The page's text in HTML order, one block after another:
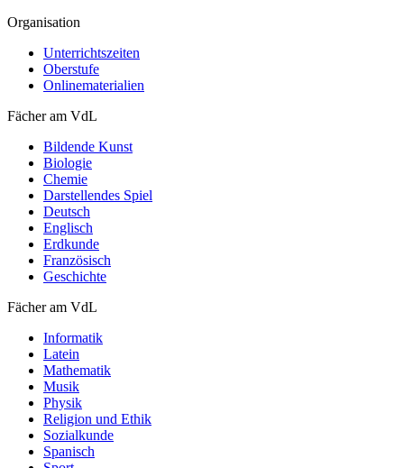
Organisation
Unterrichtszeiten
Oberstufe
Onlinematerialien
Fächer am VdL
Bildende Kunst
Biologie
Chemie
Darstellendes Spiel
Deutsch
Englisch
Erdkunde
Französisch
Geschichte
Fächer am VdL
Informatik
Latein
Mathematik
Musik
Physik
Religion und Ethik
Sozialkunde
Spanisch